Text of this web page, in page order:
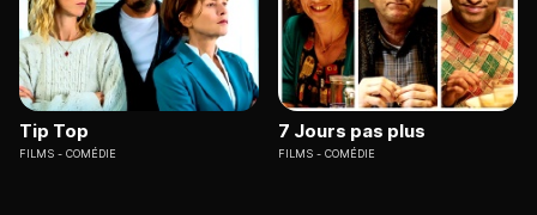
Tip Top
FILMS COMÉDIE
7 Jours pas plus
FILMS COMÉDIE